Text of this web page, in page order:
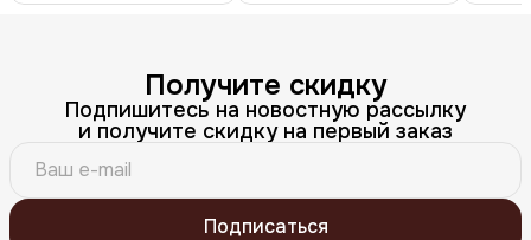
Получите скидку
Подпишитесь на новостную рассылку
и получите скидку на первый заказ
Подписаться